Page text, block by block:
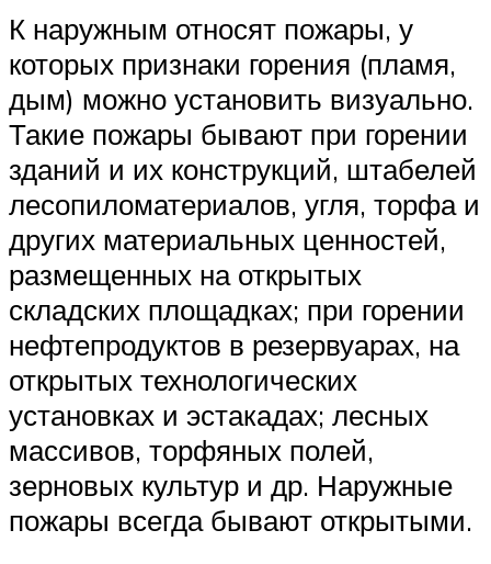
К наружным относят пожары, у
которых признаки горения (пламя,
дым) можно установить визуально.
Такие пожары бывают при горении
зданий и их конструкций, штабелей
лесопиломатериалов, угля, торфа и
других материальных ценностей,
размещенных на открытых
складских площадках; при горении
нефтепродуктов в резервуарах, на
открытых технологических
установках и эстакадах; лесных
массивов, торфяных полей,
зерновых культур и др. Наружные
пожары всегда бывают открытыми.